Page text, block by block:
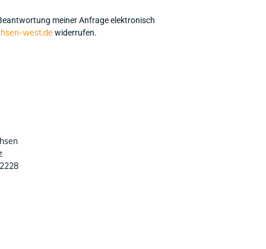
meiner Anfrage elektronisch
west.de widerrufen.